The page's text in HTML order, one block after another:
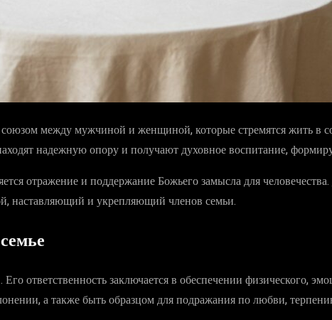
между мужчиной и женщиной, которые стремятся жить в
надежную опору и получают духовное воспитание,
отражение и поддержание Божьего замысла для
наставляющий и укрепляющий членов семьи.
ответственность заключается в обеспечении физического,
а также быть образцом для подражания по любви,